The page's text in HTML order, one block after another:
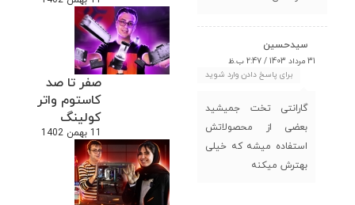
صفر تا صد
کاستوم واتر
کولینگ
11 بهمن 1402
سیدحسین
31 مرداد 1403 / 2:47 ب.ظ
برای پاسخ دادن وارد شوید
گارانتی تخت جمیشید
بعضی از محصولاتش
استفاده میشه که خیلی
بهترش میکنه